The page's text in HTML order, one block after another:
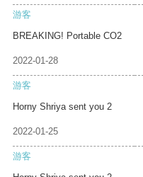
游客
BREAKING! Portable CO2
2022-01-28
游客
Horny Shriya sent you 2
2022-01-25
游客